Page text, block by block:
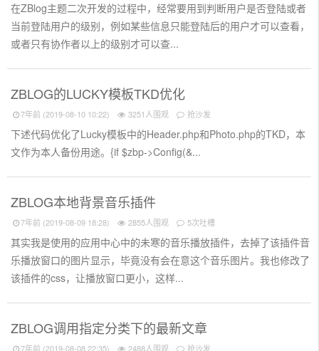
在ZBlog主题二次开发的过程中，经常要用到判断用户是否登陆或者
当前登陆用户的级别，例如某些信息只能登陆后的用户才可以查看，
或者只有协作者以上的级别才可以查...
ZBLOG的LUCKY模板TKD优化
7年前 (2019-08-10 10:22) 3251人围观 抢沙发
下述代码优化了Lucky模板中的Header.php和Photo.php的TKD，本
文作为本人备份用途。{if $zbp->Config(&...
ZBLOG本地背景音乐插件
7年前 (2019-08-09 18:28) 2855人围观 5次吐槽
其实我是使用的应用中心中的未寒的音乐播放插件，去掉了该插件音
乐播放窗口的图片显示，毕竟没有会在意这个音乐图片。我也修改了
该插件的css，让播放窗口更小，这样...
ZBLOG调用指定分类下的最新文章
7年前 (2019-08-08 22:35) 2488人围观 抢沙发